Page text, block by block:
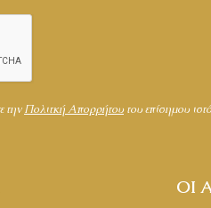
τηνΠολιτκή Απορρήτουτου επίσημου
ΟΙ